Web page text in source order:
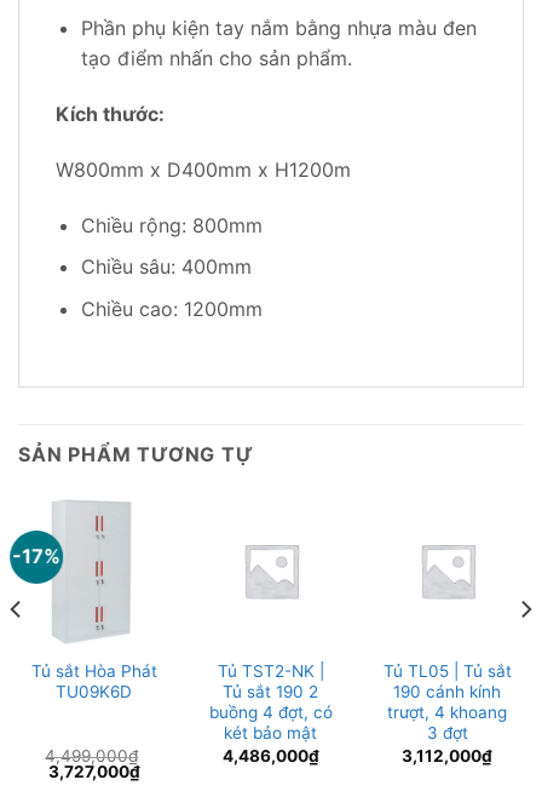
Phần phụ kiện tay nắm bằng nhựa màu đen
tạo điểm nhấn cho sản phẩm.
Kích thước:
W800mm x D400mm x H1200m
Chiều rộng: 800mm
Chiều sâu: 400mm
Chiều cao: 1200mm
SẢN PHẨM TƯƠNG TỰ
-17%
Tủ sắt Hòa Phát
TU09K6D
4,499,000₫
Giá
gốc
3,727,000₫Giá
hiện
Tủ TST2-NK |
Tủ sắt 190 2
buồng 4 đợt, có
két bảo mật
4,486,000₫
Tủ TL05 | Tủ sắt
190 cánh kính
trượt, 4 khoang
3 đợt
3,112,000₫